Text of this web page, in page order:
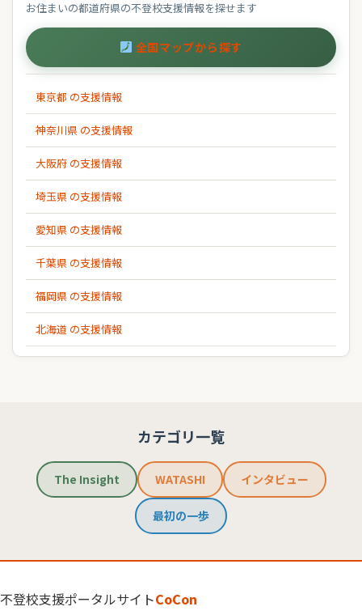
お住まいの都道府県の不登校支援情報を探せます
全国マップから探す
東京都 の支援情報
神奈川県 の支援情報
大阪府 の支援情報
埼玉県 の支援情報
愛知県 の支援情報
千葉県 の支援情報
福岡県 の支援情報
北海道 の支援情報
カテゴリ一覧
The Insight WATASHI インタビュー
最初の一歩
不登校支援ポータルサイトCoCon